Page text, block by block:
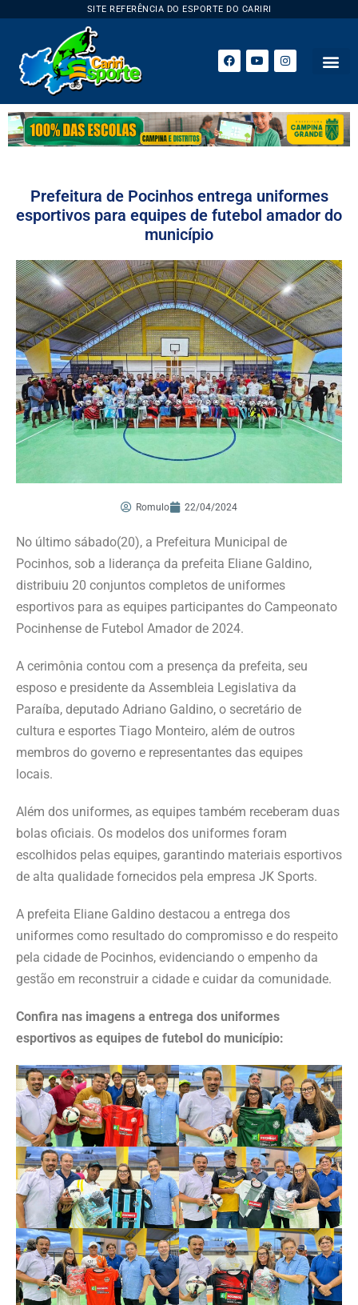
SITE REFERÊNCIA DO ESPORTE DO CARIRI
Prefeitura de Pocinhos entrega uniformes
esportivos para equipes de futebol amador do
município
Romulo 22/04/2024
No último sábado(20), a Prefeitura Municipal de
Pocinhos, sob a liderança da prefeita Eliane Galdino,
distribuiu 20 conjuntos completos de uniformes
esportivos para as equipes participantes do Campeonato
Pocinhense de Futebol Amador de 2024.
A cerimônia contou com a presença da prefeita, seu
esposo e presidente da Assembleia Legislativa da
Paraíba, deputado Adriano Galdino, o secretário de
cultura e esportes Tiago Monteiro, além de outros
membros do governo e representantes das equipes
locais.
Além dos uniformes, as equipes também receberam duas
bolas oficiais. Os modelos dos uniformes foram
escolhidos pelas equipes, garantindo materiais esportivos
de alta qualidade fornecidos pela empresa JK Sports.
A prefeita Eliane Galdino destacou a entrega dos
uniformes como resultado do compromisso e do respeito
pela cidade de Pocinhos, evidenciando o empenho da
gestão em reconstruir a cidade e cuidar da comunidade.
Confira nas imagens a entrega dos uniformes
esportivos as equipes de futebol do município: